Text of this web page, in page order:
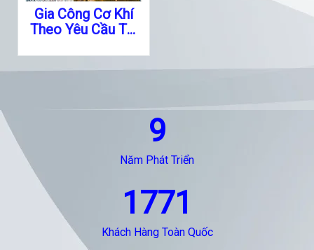
Gia Công Cơ Khí
Theo Yêu Cầu Tại
9
Năm Phát Triển
1771
Khách Hàng Toàn Quốc